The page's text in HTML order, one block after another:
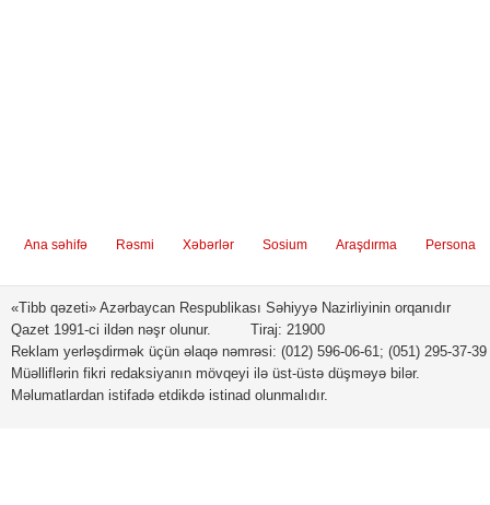
Tibb müəssisələrinin
akkreditasiyası QAYDASI
Azərbaycan Səhiyyə
nümayəndə heyətinin
səfəri
Ana səhifə Rəsmi Xəbərlər Sosium Araşdırma Persona
«Tibb qəzeti» Azərbaycan Respublikası Səhiyyə Nazirliyinin orqanıdır
Qazet 1991-ci ildən nəşr olunur. Tiraj: 21900
Reklam yerləşdirmək üçün əlaqə nəmrəsi: (012) 596-06-61; (051) 295-37-39
Müəlliflərin fikri redaksiyanın mövqeyi ilə üst-üstə düşməyə bilər.
Məlumatlardan istifadə etdikdə istinad olunmalıdır.